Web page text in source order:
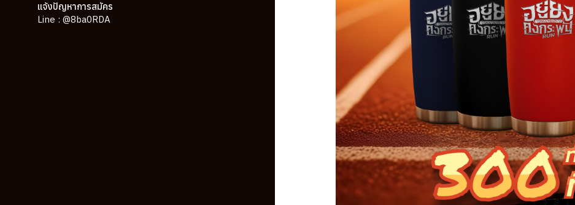
แจ้งปัญหาการสมัคร
Line : @8ba0RDA